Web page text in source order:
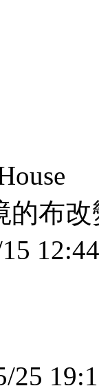
的布
25